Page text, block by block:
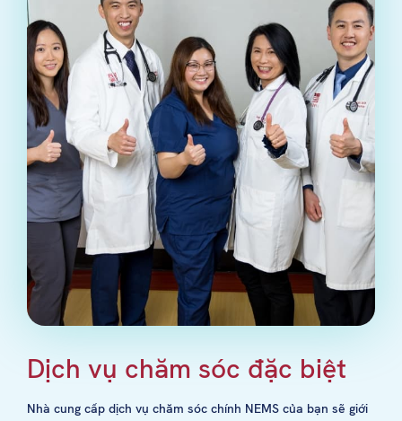
Dịch vụ chăm sóc đặc biệt
Nhà cung cấp dịch vụ chăm sóc chính NEMS của bạn sẽ giới